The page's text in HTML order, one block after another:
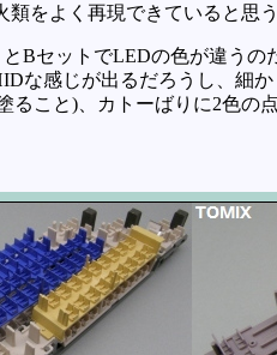
類をよく再現できていると思
とBセットでLEDの色が違う
な感じが出るだろうし、細
ること)、カトーばりに2色の